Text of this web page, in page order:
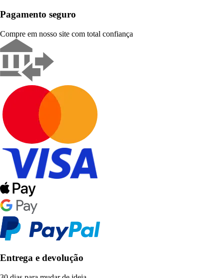
Pagamento seguro
Compre em nosso site com total confiança
Entrega e devolução